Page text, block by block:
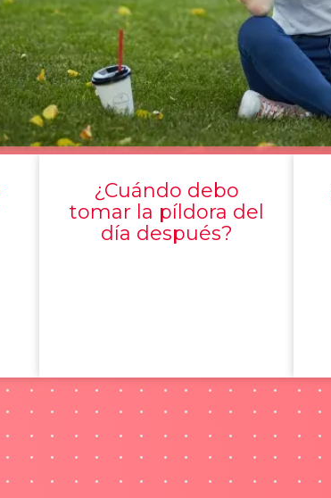
¿Cuándo debo
tomar la píldora del
día después?